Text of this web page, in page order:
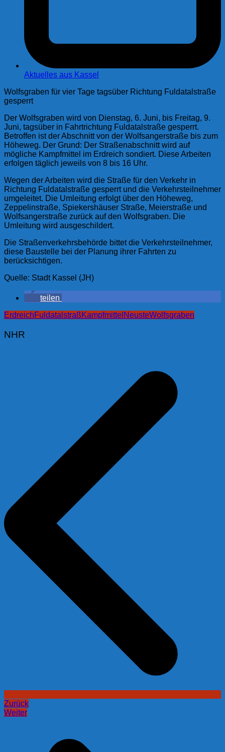
Aktuelles aus Kassel
Wolfsgraben für vier Tage tagsüber Richtung Fuldatalstraße
gesperrt
Der Wolfsgraben wird von Dienstag, 6. Juni, bis Freitag, 9.
Juni, tagsüber in Fahrtrichtung Fuldatalstraße gesperrt.
Betroffen ist der Abschnitt von der Wolfsangerstraße bis zum
Höheweg. Der Grund: Der Straßenabschnitt wird auf
mögliche Kampfmittel im Erdreich sondiert. Diese Arbeiten
erfolgen täglich jeweils von 8 bis 16 Uhr.
Wegen der Arbeiten wird die Straße für den Verkehr in
Richtung Fuldatalstraße gesperrt und die Verkehrsteilnehmer
umgeleitet. Die Umleitung erfolgt über den Höheweg,
Zeppelinstraße, Spiekershäuser Straße, Meierstraße und
Wolfsangerstraße zurück auf den Wolfsgraben. Die
Umleitung wird ausgeschildert.
Die Straßenverkehrsbehörde bittet die Verkehrsteilnehmer,
diese Baustelle bei der Planung ihrer Fahrten zu
berücksichtigen.
Quelle: Stadt Kassel (JH)
teilen
ErdreichFuldatalstraßKampfmittel NeusteWolfsgraben
NHR
Zurück
Weiter